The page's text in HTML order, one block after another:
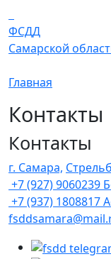
ФСДД
Самарской
Главная
Контакты
Контакты
г. Самара,
+7 (927) 9060239
+7 (937) 1808817